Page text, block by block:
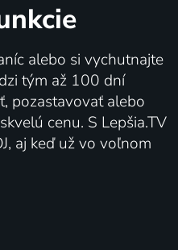
alebo si vychutnajte
tým až 100 dní
pozastavovať alebo
cenu. S Lepšia.TV
aj keď už vo voľnom